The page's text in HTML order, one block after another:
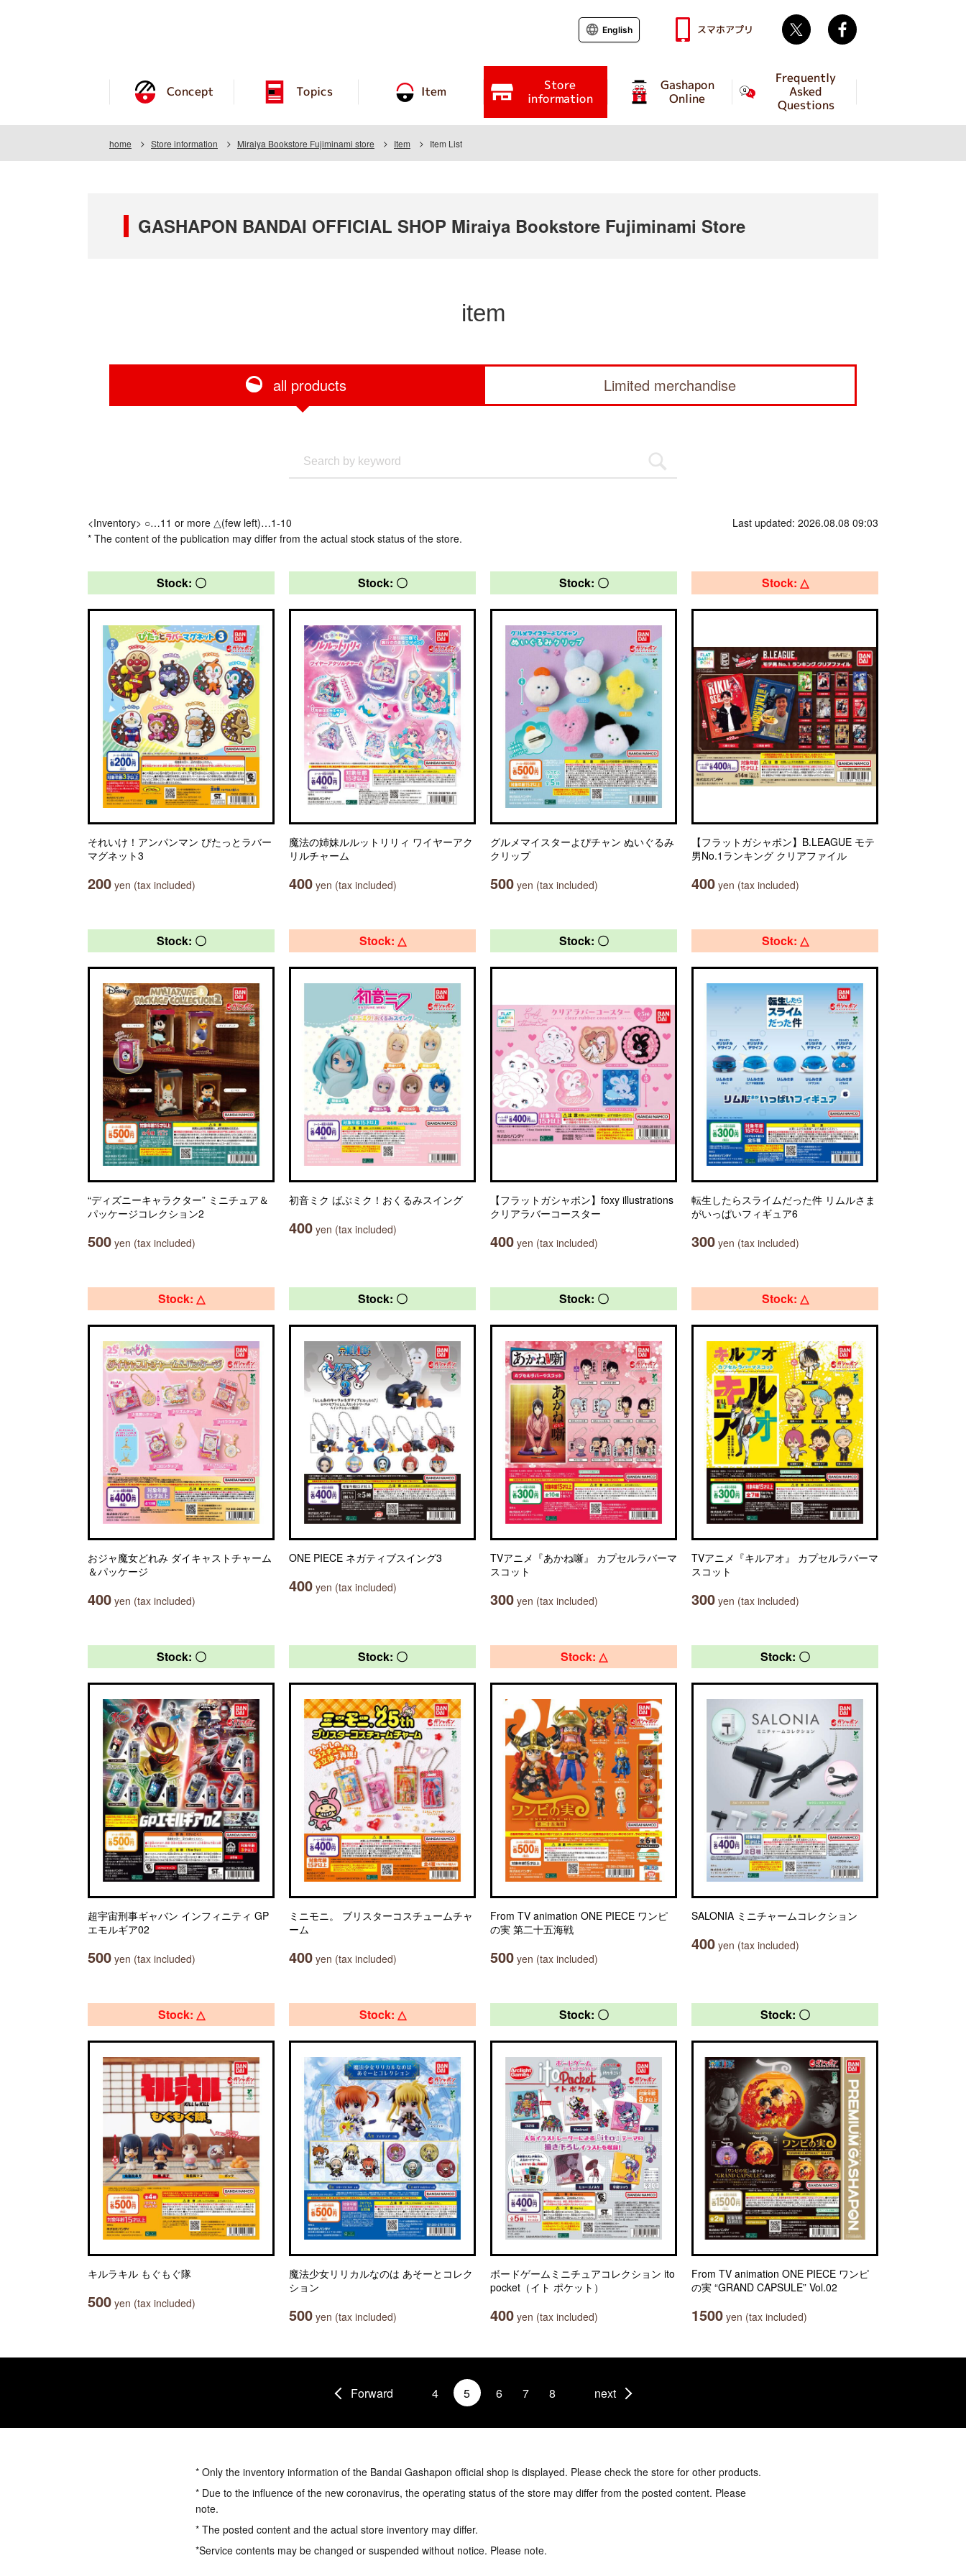
Concept Topics Item Store
information
Gashapon
Online
Frequently
Asked
Questions
English スマホアプリ Twitter
home Store information Miraiya Bookstore Fujiminami store Item Item List
GASHAPON BANDAI OFFICIAL SHOP Miraiya Bookstore Fujiminami Store
item
all products Limited merchandise
<Inventory> ○…11 or more △(few left)…1-10
* The content of the publication may differ from the actual stock status of the store.
Last updated: 2026.08.08 09:03
Stock: 〇
それいけ！アンパンマン ぴたっとラバー
マグネット3
200 yen (tax included)
Stock: 〇
魔法の姉妹ルルットリリィ ワイヤーアク
リルチャーム
400 yen (tax included)
Stock: 〇
グルメマイスターよぴチャン ぬいぐるみ
クリップ
500 yen (tax included)
Stock: △
【フラットガシャポン】B.LEAGUE モテ
男No.1ランキング クリアファイル
400 yen (tax included)
Stock: 〇
“ディズニーキャラクター” ミニチュア＆
パッケージコレクション2
500 yen (tax included)
Stock: △
初音ミク ばぶミク！おくるみスイング
400 yen (tax included)
Stock: 〇
【フラットガシャポン】foxy illustrations
クリアラバーコースター
400 yen (tax included)
Stock: △
転生したらスライムだった件 リムルさま
がいっぱいフィギュア6
300 yen (tax included)
Stock: △
おジャ魔女どれみ ダイキャストチャーム
＆パッケージ
400 yen (tax included)
Stock: 〇
ONE PIECE ネガティブスイング3
400 yen (tax included)
Stock: 〇
TVアニメ『あかね噺』 カプセルラバーマ
スコット
300 yen (tax included)
Stock: △
TVアニメ『キルアオ』 カプセルラバーマ
スコット
300 yen (tax included)
Stock: 〇
超宇宙刑事ギャバン インフィニティ GP
エモルギア02
500 yen (tax included)
Stock: 〇
ミニモニ。 ブリスターコスチュームチャ
ーム
400 yen (tax included)
Stock: △
From TV animation ONE PIECE ワンピ
の実 第二十五海戦
500 yen (tax included)
Stock: 〇
SALONIA ミニチャームコレクション
400 yen (tax included)
Stock: △
キルラキル もぐもぐ隊
500 yen (tax included)
Stock: △
魔法少女リリカルなのは あそーとコレク
ション
500 yen (tax included)
Stock: 〇
ボードゲームミニチュアコレクション ito
pocket（イト ポケット）
400 yen (tax included)
Stock: 〇
From TV animation ONE PIECE ワンピ
の実 “GRAND CAPSULE” Vol.02
1500 yen (tax included)
Forward 4 5 6 7 8 next
* Only the inventory information of the Bandai Gashapon official shop is displayed. Please check the store for other products.
* Due to the influence of the new coronavirus, the operating status of the store may differ from the posted content. Please
note.
* The posted content and the actual store inventory may differ.
*Service contents may be changed or suspended without notice. Please note.